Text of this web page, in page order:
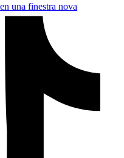
una finestra nova